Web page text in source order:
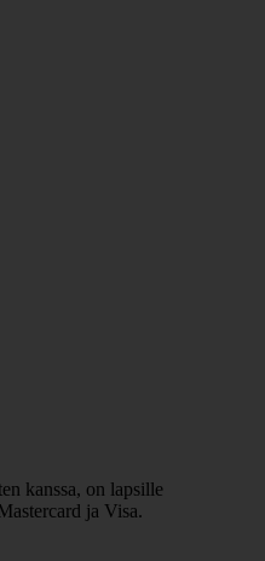
kanssa, on lapsille
ja Visa.